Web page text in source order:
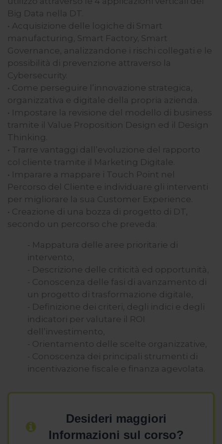
Big Data nella DT.
• Acquisizione delle logiche di Smart
manufacturing, Smart Factory, Smart
Governance, analizzandone i rischi collegati e le
possibilità di prevenzione attraverso la
Cybersecurity.
• Come perseguire l’innovazione strategica,
organizzativa e digitale della propria azienda.
• Impostare la revisione del modello di business
tramite il Value Proposition Design ed il Design
Thinking.
• Trarre vantaggi dall’evoluzione del rapporto
col cliente tramite il Marketing Digitale.
• Imparare a mappare i Touch Point nel
Percorso del Cliente e individuare gli interventi
per migliorare la sua Customer Experience.
• Creazione di una bozza di progetto di DT,
secondo un percorso che preveda:
- Mappatura delle aree prioritarie di
intervento,
- Descrizione delle criticità ed opportunità,
- Conoscenza delle fasi di avanzamento di
un progetto di trasformazione digitale,
- Definizione dei criteri, degli indici e degli
indicatori per valutare il ROI
dell’investimento,
- Orientamento delle scelte organizzative,
- Conoscenza dei principali strumenti di
incentivazione fiscale e finanza agevolata.
Desideri maggiori
Informazioni sul corso?